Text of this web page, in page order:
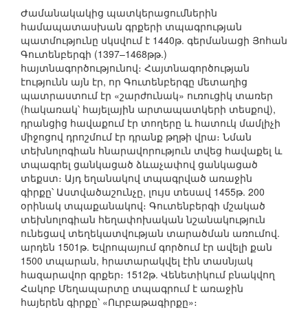
Ժամանակակից պատկերացումներին
համապատասխան գրքերի տպագրության
պատմությունը սկսվում է 1440թ. գերմանացի Յոհան
Գուտենբերգի (1397–1468թթ.)
հայտնագործությունով։ Հայտնագործության
էությունն այն էր, որ Գուտենբերգը մետաղից
պատրաստում էր «շարժունակ» ուռուցիկ տառեր
(հակառակ՝ հայելային արտապատկերի տեսքով),
դրանցից հավաքում էր տողերը և հատուկ մամլիչի
միջոցով դրոշմում էր դրանք թղթի վրա։ Նման
տեխնոլոգիան հնարավորություն տվեց հավաքել և
տպագրել ցանկացած ձևաչափով ցանկացած
տեքստ։ Այդ եղանակով տպագրված առաջին
գիրքը՝ Աստվածաշունչը, լույս տեսավ 1455թ. 200
օրինակ տպաքանակով։ Գուտենբերգի մշակած
տեխնոլոգիան հեղափոխական նշանակություն
ունեցավ տեղեկատվության տարածման առումով.
արդեն 1501թ. Եվրոպայում գործում էր ավելի քան
1500 տպարան, հրատարակվել էին տասնյակ
հազարավոր գրքեր։ 1512թ. Վենետիկում բնակվող
Հակոբ Մեղապարտը տպագրում է առաջին
հայերեն գիրքը՝ «Ուրբաթագիրքը»։